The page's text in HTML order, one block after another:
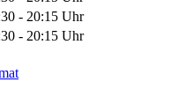
- 20:15 Uhr
- 20:15 Uhr